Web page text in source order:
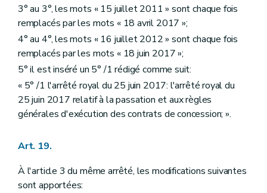
3° au 3°, les mots « 15 juillet 2011 » sont chaque fois
remplacés par les mots « 18 avril 2017 »;
4° au 4°, les mots « 16 juillet 2012 » sont chaque fois
remplacés par les mots « 18 juin 2017 »;
5° il est inséré un 5° /1 rédigé comme suit:
« 5° /1 l'arrêté royal du 25 juin 2017: l'arrêté royal du
25 juin 2017 relatif à la passation et aux règles
générales d'exécution des contrats de concession; ».
Art. 19.
À l'article 3 du même arrêté, les modifications suivantes
sont apportées: